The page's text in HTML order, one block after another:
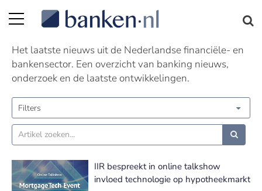
Nieuws | Pagina 139
Het laatste nieuws uit de Nederlandse financiële- en
bankensector. Een overzicht van banking nieuws,
onderzoek en de laatste ontwikkelingen.
Filters
IIR bespreekt in online talkshow
invloed technologie op hypotheekmarkt